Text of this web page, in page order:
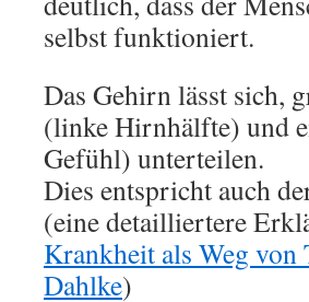
selbst funktioniert.
Das Gehirn lässt sich,
(linke Hirnhälfte) und
Gefühl) unterteilen.
Dies entspricht auch
(eine detailliertere
Krankheit als Weg
Dahlke)